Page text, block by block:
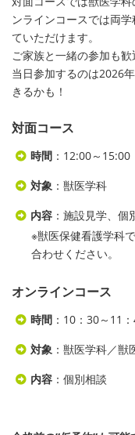
ンラインコースでは両
ていただけます。
ご家族と一緒の参加も歓
当日参加するのは2026
きるかも！
対面コース
時間 ：12:00～15:00
対象 ：獣医学科
内容 ：施設見学、個
※獣医保健看護学科
合わせください。
オンラインコース
時間 ：10：30～11
対象 ：獣医学科／
内容 ：個別相談